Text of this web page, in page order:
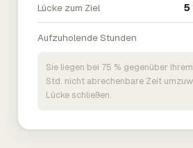
Lücke zum Ziel 5
Aufzuholende Stunden
Sie liegen bei 75 % gegenüber
Std. nicht abrechenbare Zeit
Lücke schließen.